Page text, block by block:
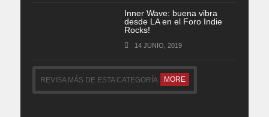
Inner Wave: buena vibra
desde LA en el Foro Indie
Rocks!
14 JUNIO, 2019
REVISA MÁS DE ESTA CATEGORÍA MORE